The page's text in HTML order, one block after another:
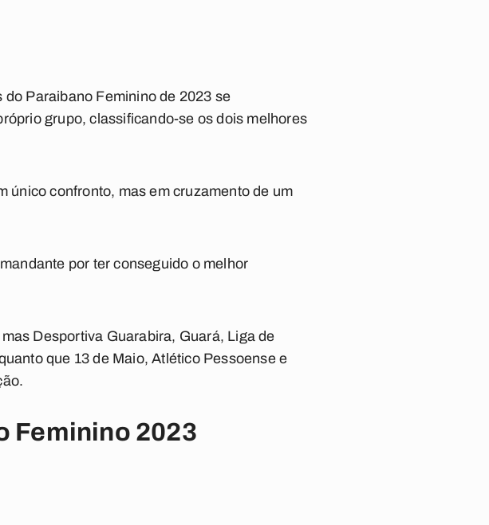
Paraibano Feminino de 2023 se
grupo, classificando-se os dois melhores
único confronto, mas em cruzamento de um
por ter conseguido o melhor
Desportiva Guarabira, Guará, Liga de
que 13 de Maio, Atlético Pessoense e
Feminino 2023